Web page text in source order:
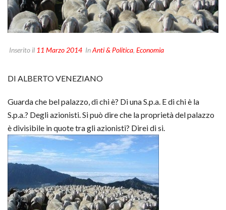
Inserito il 11 Marzo 2014 InAnti & Politica, Economia
DI ALBERTO VENEZIANO
Guarda che bel palazzo, di chi è? Di una S.p.a. E di chi è la
S.p.a.? Degli azionisti. Si può dire che la proprietà del palazzo
è divisibile in quote tra gli azionisti? Direi di si.